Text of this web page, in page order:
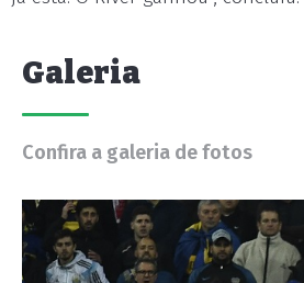
Galeria
Confira a galeria de fotos